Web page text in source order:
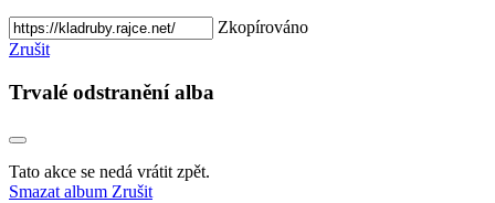
Zkopírováno
Zrušit
Trvalé odstranění alba
Tato akce se nedá vrátit zpět.
Smazat album Zrušit